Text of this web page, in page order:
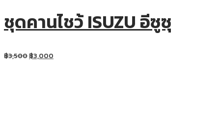
ชุดคานไชว้ ISUZU อีซูซุ
฿3,500฿3,000